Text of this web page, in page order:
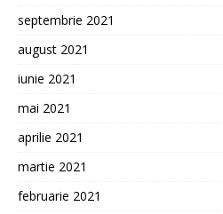
septembrie 2021
august 2021
iunie 2021
mai 2021
aprilie 2021
martie 2021
februarie 2021